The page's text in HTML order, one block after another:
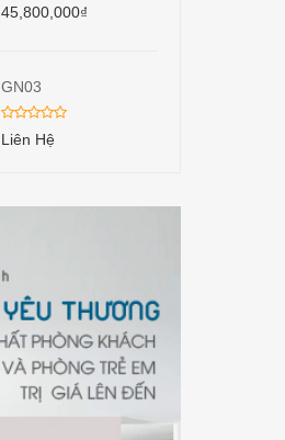
45,800,000₫
GN03
Liên Hệ